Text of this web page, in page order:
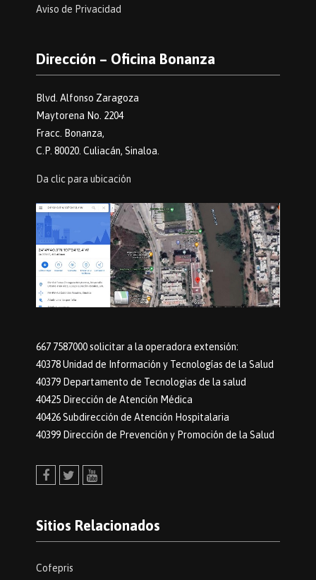
Aviso de Privacidad
Dirección – Oficina Bonanza
Blvd. Alfonso Zaragoza
Maytorena No. 2204
Fracc. Bonanza,
C.P. 80020. Culiacán, Sinaloa.
Da clic para ubicación
667 7587000 solicitar a la operadora extensión:
40378 Unidad de Información y Tecnologías de la Salud
40379 Departamento de Tecnologias de la salud
40425 Dirección de Atención Médica
40426 Subdirección de Atención Hospitalaria
40399 Dirección de Prevención y Promoción de la Salud
Sitios Relacionados
Cofepris